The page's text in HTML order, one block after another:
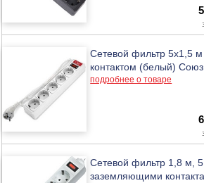
Сетевой фильтр 5х1,5
контактом (белый) Союз
подробнее о товаре
Сетевой фильтр 1,8 м, 5
заземляющими